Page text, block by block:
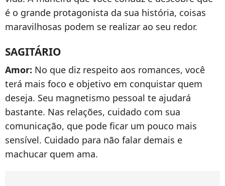
é o grande protagonista da sua história, coisas
maravilhosas podem se realizar ao seu redor.
SAGITÁRIO
Amor: No que diz respeito aos romances, você
terá mais foco e objetivo em conquistar quem
deseja. Seu magnetismo pessoal te ajudará
bastante. Nas relações, cuidado com sua
comunicação, que pode ficar um pouco mais
sensível. Cuidado para não falar demais e
machucar quem ama.